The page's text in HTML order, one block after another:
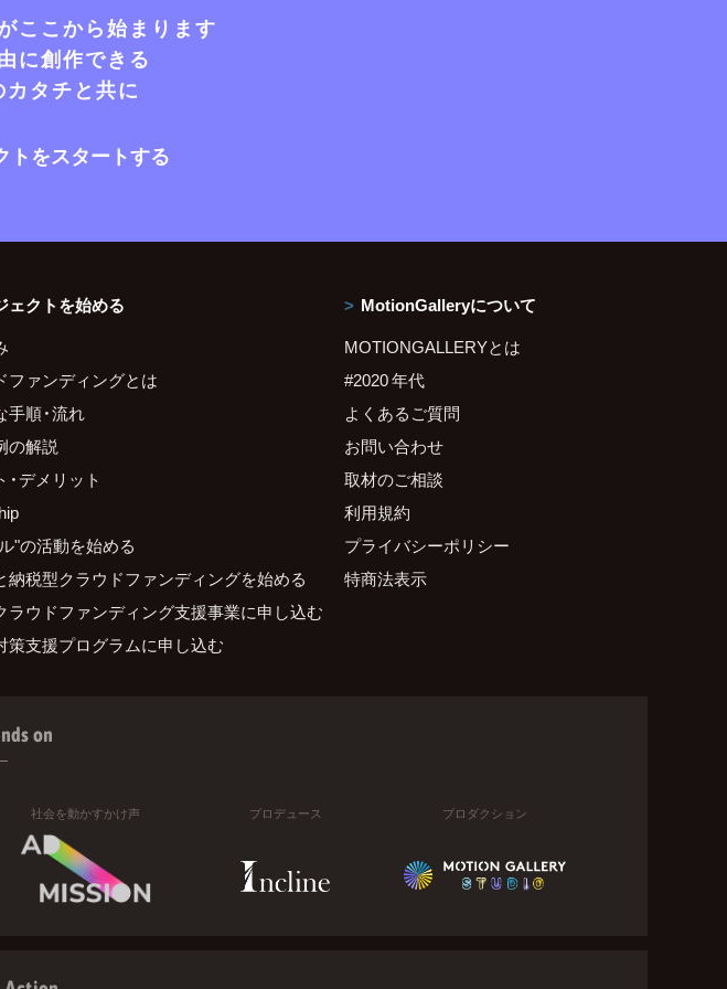
ここから始まります
に創作できる
タチと共に
トをスタートする
ェクトを始める
ファンディングとは
手順・流れ
の解説
・デメリット
"の活動を始める
納税型クラウドファンディングを始める
ラウドファンディング支援事業に申し込む
策支援プログラムに申し込む
MotionGalleryについて
MOTIONGALLERYとは
#2020 年代
よくあるご質問
お問い合わせ
取材のご相談
利用規約
プライバシーポリシー
特商法表示
on
社会を動かすかけ声 プロデュース プロダクション